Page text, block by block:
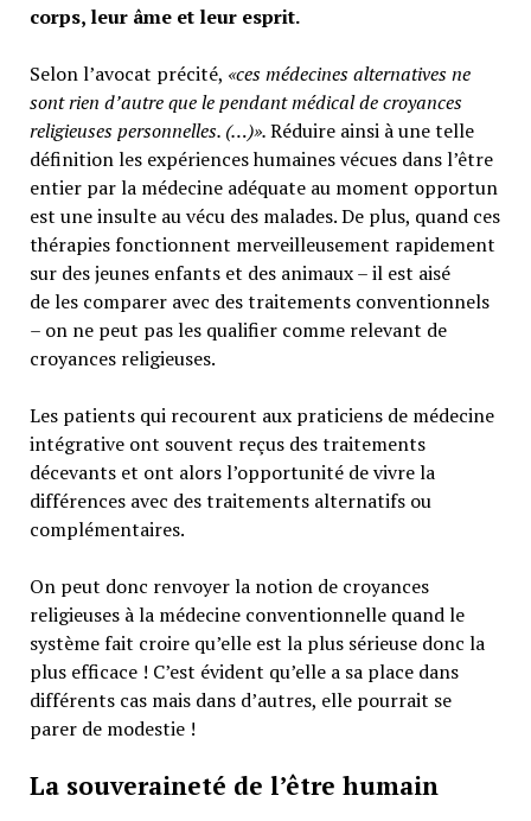
corps, leur âme et leur esprit.
Selon l’avocat précité, «ces médecines alternatives ne
sont rien d’autre que le pendant médical de croyances
religieuses personnelles. (…)».Réduire ainsi à une telle
définition les expériences humaines vécues dans l’être
entier par la médecine adéquate au moment opportun
est une insulte au vécu des malades. De plus, quand ces
thérapies fonctionnent merveilleusement rapidement
sur des jeunes enfants et des animaux – il est aisé
de les comparer avec des traitements conventionnels
– on ne peut pas les qualifier comme relevant de
croyances religieuses.
Les patients qui recourent aux praticiens de médecine
intégrative ont souvent reçus des traitements
décevants et ont alors l’opportunité de vivre la
différences avec des traitements alternatifs ou
complémentaires.
On peut donc renvoyer la notion de croyances
religieuses à la médecine conventionnelle quand le
système fait croire qu’elle est la plus sérieuse donc la
plus efficace ! C’est évident qu’elle a sa place dans
différents cas mais dans d’autres, elle pourrait se
parer de modestie !
La souveraineté de l’être humain